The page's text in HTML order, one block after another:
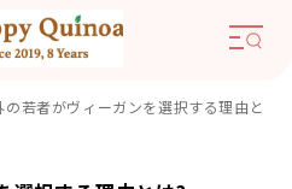
の若者がヴィーガンを選択する理由と